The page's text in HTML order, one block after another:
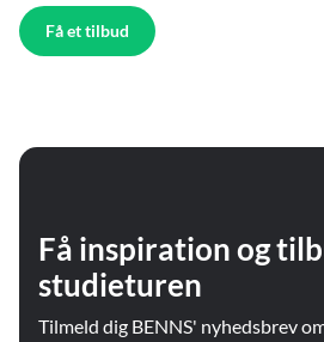
Få et tilbud
Få inspiration og
studieturen
Tilmeld dig BENNS' nyhedsbrev